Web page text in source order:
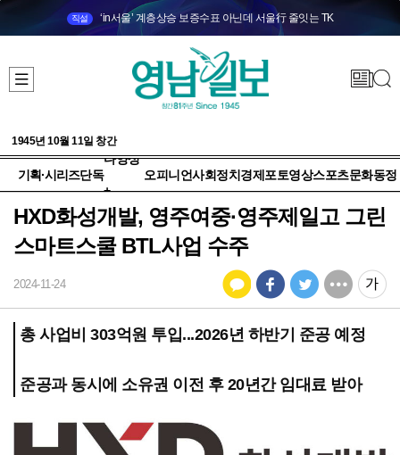
직설 ‘in서울’ 계층상승 보증수표 아닌데 서울行 줄잇는 TK
1945년 10월 11일 창간
기획·시리즈단독
다양성
+
오피니언사회정치 경제 포토영상스포츠문화동정
HXD화성개발, 영주여중·영주제일고 그린
스마트스쿨 BTL사업 수주
2024-11-24
총 사업비 303억원 투입...2026년 하반기 준공 예정
준공과 동시에 소유권 이전 후 20년간 임대료 받아